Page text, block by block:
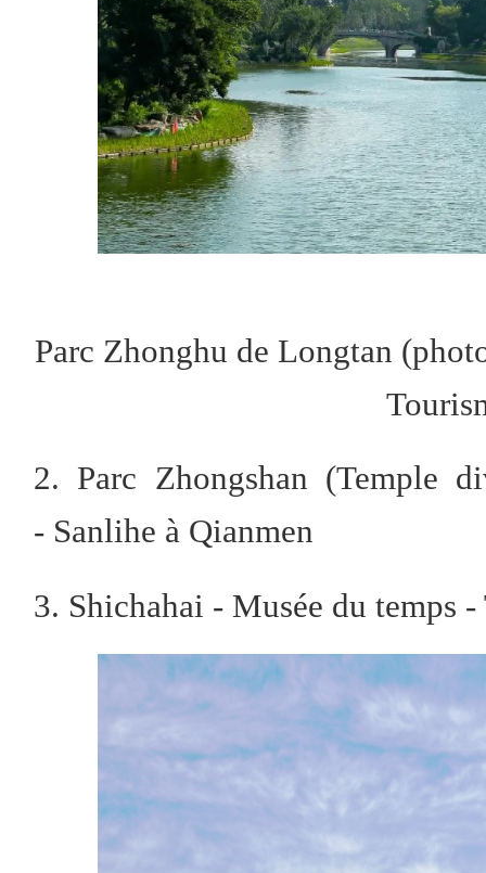
Parc Zhonghu de Longtan
2. Parc Zhongshan (Temple
- Sanlihe à Qianmen
3. Shichahai - Musée du temps